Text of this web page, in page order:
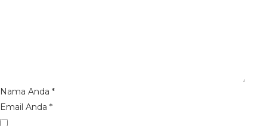
Nama Anda *
Email Anda *